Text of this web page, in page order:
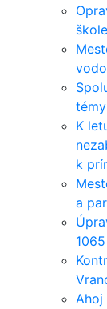
K
k
a
1065
Ahoj